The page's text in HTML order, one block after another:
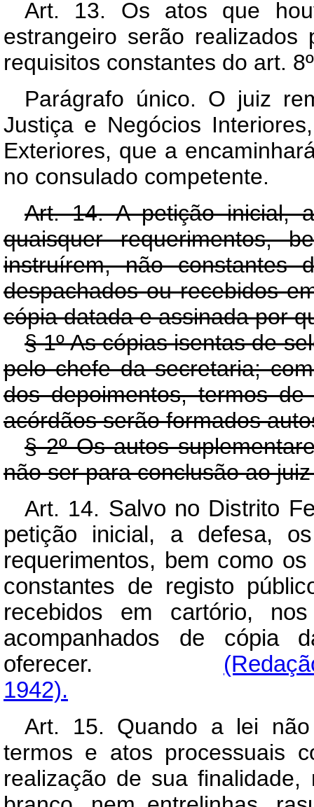
Art. 13. Os atos que
estrangeiro serão
requisitos constantes do art.
Parágrafo único. O juiz
Justiça e Negócios
Exteriores, que a
no consulado competente.
Art. 14. A petição inicial,
quaisquer requerimentos,
instruírem, não constantes
despachados ou recebidos
cópia datada e assinada por
§ 1º As cópias isentas de
pelo chefe da secretaria;
dos depoimentos, termos
acórdãos serão formados
§ 2º Os autos
não ser para conclusão ao
Art. 14. Salvo no Distrito
petição inicial, a defesa,
requerimentos, bem como
constantes de registo
recebidos em cartório,
acompanhados de cópia
oferecer.
1942).
Art. 15. Quando a lei não
termos e atos processuais
realização de sua